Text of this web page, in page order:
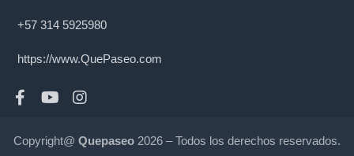
+57 314 5925980
https://www.QuePaseo.com
Copyright@ Quepaseo 2026 – Todos los derechos reservados.